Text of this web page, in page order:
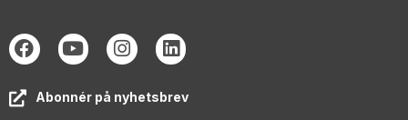
Abonnér på nyhetsbrev